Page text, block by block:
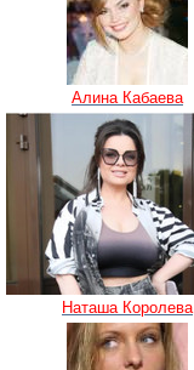
Алина Кабаева
Наташа Королева